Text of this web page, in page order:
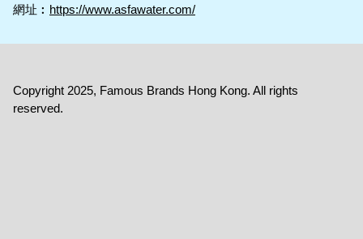
網址︰ https://www.asfawater.com/
Copyright 2025, Famous Brands Hong Kong. All rights
reserved.